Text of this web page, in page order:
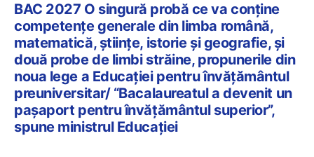
BAC 2027 O singură probă ce va conține
competențe generale din limba română,
matematică, științe, istorie și geografie, și
două probe de limbi străine, propunerile din
noua lege a Educației pentru învățământul
preuniversitar/ “Bacalaureatul a devenit un
pașaport pentru învățământul superior”,
spune ministrul Educației